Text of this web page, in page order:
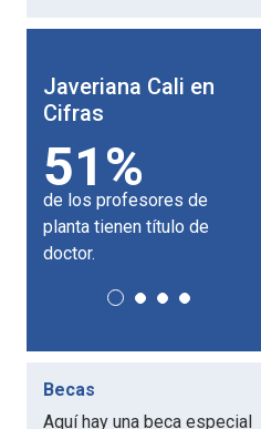
Javeriana Cali en
Cifras
180
universidades aliadas en
el mundo.
Becas
Aquí hay una beca especial